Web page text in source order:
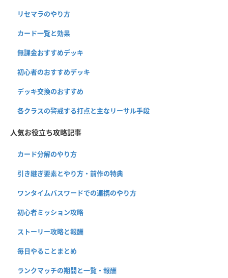
リセマラのやり方
カード一覧と効果
無課金おすすめデッキ
初心者のおすすめデッキ
デッキ交換のおすすめ
各クラスの警戒する打点と主なリーサル手段
人気お役立ち攻略記事
カード分解のやり方
引き継ぎ要素とやり方・前作の特典
ワンタイムパスワードでの連携のやり方
初心者ミッション攻略
ストーリー攻略と報酬
毎日やることまとめ
ランクマッチの期間と一覧・報酬